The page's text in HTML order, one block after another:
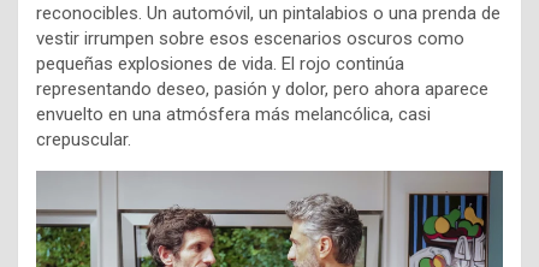
reconocibles. Un automóvil, un pintalabios o una prenda de
vestir irrumpen sobre esos escenarios oscuros como
pequeñas explosiones de vida. El rojo continúa
representando deseo, pasión y dolor, pero ahora aparece
envuelto en una atmósfera más melancólica, casi
crepuscular.